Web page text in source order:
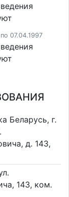
07.04.1997
Беларусь, г.
д. 143,
143, ком.